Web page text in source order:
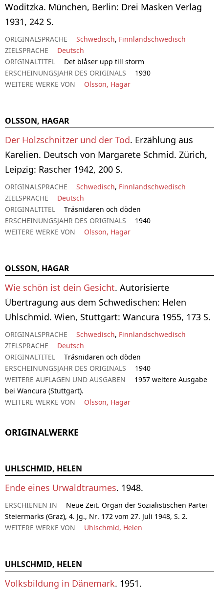
Woditzka. München, Berlin: Drei Masken Verlag
1931, 242 S.
ORIGINALSPRACHE Schwedisch, Finnlandschwedisch
ZIELSPRACHE
Deutsch
ORIGINALTITEL
Det blåser upp till storm
ERSCHEINUNGSJAHR DES ORIGINALS
1930
WEITERE WERKE VON
Olsson, Hagar
OLSSON, HAGAR
Der Holzschnitzer und der Tod. Erzählung aus
Karelien. Deutsch von Margarete Schmid. Zürich,
Leipzig: Rascher 1942, 200 S.
ORIGINALSPRACHE Schwedisch, Finnlandschwedisch
ZIELSPRACHE
Deutsch
ORIGINALTITEL
Träsnidaren och döden
ERSCHEINUNGSJAHR DES ORIGINALS
1940
WEITERE WERKE VON
Olsson, Hagar
OLSSON, HAGAR
Wie schön ist dein Gesicht. Autorisierte
Übertragung aus dem Schwedischen: Helen
Uhlschmid. Wien, Stuttgart: Wancura 1955, 173 S.
ORIGINALSPRACHE Schwedisch, Finnlandschwedisch
ZIELSPRACHE
Deutsch
ORIGINALTITEL
Träsnidaren och döden
ERSCHEINUNGSJAHR DES ORIGINALS
1940
WEITERE AUFLAGEN UND AUSGABEN
1957 weitere Ausgabe
bei Wancura (Stuttgart).
WEITERE WERKE VON
Olsson, Hagar
ORIGINALWERKE
UHLSCHMID, HELEN
Ende eines Urwaldtraumes. 1948.
ERSCHIENEN IN
Neue Zeit. Organ der Sozialistischen Partei
Steiermarks (Graz), 4. Jg., Nr. 172 vom 27. Juli 1948, S. 2.
WEITERE WERKE VON
Uhlschmid, Helen
UHLSCHMID, HELEN
Volksbildung in Dänemark. 1951.